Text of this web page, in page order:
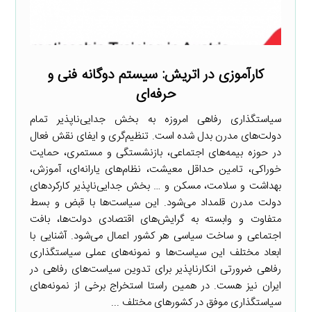
کارآموزی در اتریش: سیستم دوگانه فنی و
حرفه‌ای
سیاستگذاری رفاهی امروزه به بخش جدایی‌ناپذیر تمام
دولت‌های مدرن بدل شده است. تنظیم‌گری و ایفای نقش فعال
در حوزه بیمه‌های اجتماعی، بازنشستگی و مستمری، حمایت
خوراکی، تامین حداقل معیشت، نظام‌های یارانه‌ای، آموزش،
بهداشت و سلامت، مسکن و … بخش جدایی‌ناپذیر کارکردهای
دولت مدرن قلمداد می‌شود. این سیاست‌ها با قبض و بسط
متفاوت و وابسته به گرایش‌های اقتصادی دولت‌ها، بافت
اجتماعی و ساخت سیاسی هر کشور اعمال می‌شود. آشنایی با
ابعاد مختلف این سیاست‌ها و نمونه‌های عملی سیاستگذاری
رفاهی ضرورتی انکارناپذیر برای تدوین سیاست‌های رفاهی در
ایران نیز هست. در همین راستا استخراج برخی از نمونه‌های
سیاستگذاری موفق در کشورهای مختلف ...